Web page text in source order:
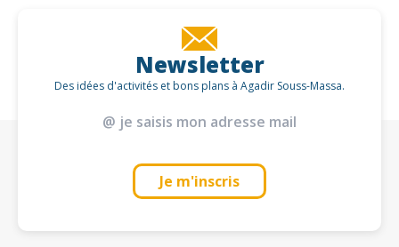
Newsletter
Des idées d'activités et bons plans à Agadir Souss-Massa.
Je m'inscris